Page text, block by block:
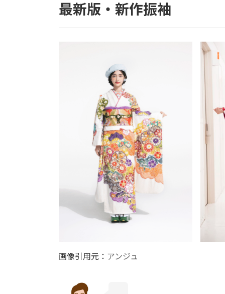
最新版・新作振袖
画像引用元： アンジュ